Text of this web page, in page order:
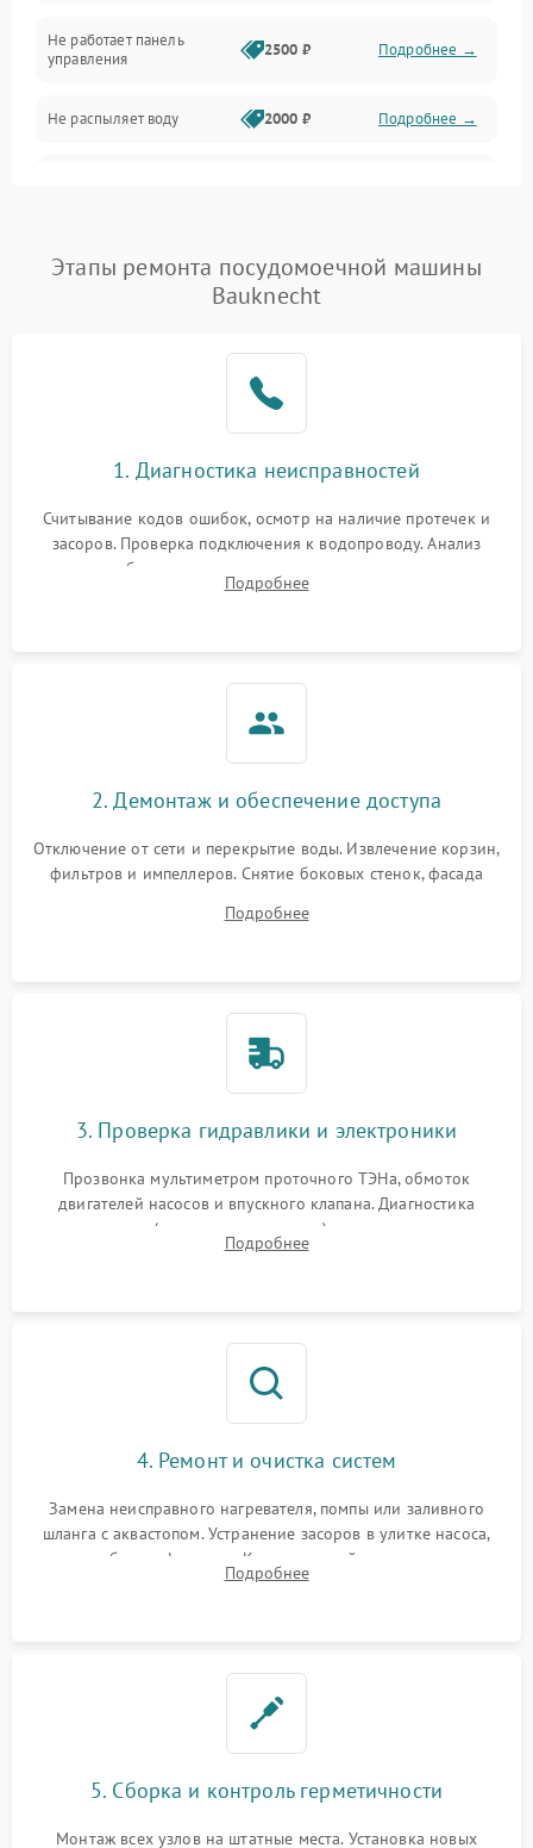
Гигиена
Программное обеспечение
Не работает панель
управления
2500 ₽ Подробнее →
Не распыляет воду 2000 ₽ Подробнее →
Проблемы с набором
воды
1800 ₽ Подробнее →
1700 ₽
циркуляционным насосом
2100 ₽ Подробнее →
Этапы ремонта посудомоечной машины
Bauknecht
1. Диагностика неисправностей
Считывание кодов ошибок, осмотр на наличие протечек и
засоров. Проверка подключения к водопроводу. Анализ
жалоб на отсутствие слива, нагрева, вращения
разбрызгивателей или срабатывание системы защиты
Подробнее
2. Демонтаж и обеспечение доступа
Отключение от сети и перекрытие воды. Извлечение корзин,
фильтров и импеллеров. Снятие боковых стенок, фасада
циркуляционному насосу, ТЭНу и сливной помпе.
Подробнее
3. Проверка гидравлики и электроники
Прозвонка мультиметром проточного ТЭНа, обмоток
двигателей насосов и впускного клапана. Диагностика
прессостата (датчика уровня воды), датчика мутности,
концевика дверцы и электронного модуля управления.
Подробнее
4. Ремонт и очистка систем
Замена неисправного нагревателя, помпы или заливного
шланга с аквастопом. Устранение засоров в улитке насоса,
патрубках и фильтрах. Компонентный ремонт платы
управления, восстановление поврежденной проводки.
Подробнее
5. Сборка и контроль герметичности
Монтаж всех узлов на штатные места. Установка новых